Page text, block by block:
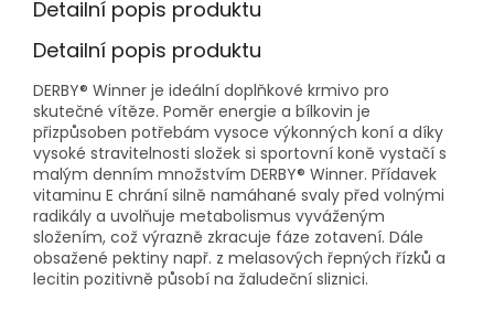
Detailní popis produktu
Detailní popis produktu
DERBY® Winner je ideální doplňkové krmivo pro
skutečné vítěze. Poměr energie a bílkovin je
přizpůsoben potřebám vysoce výkonných koní a díky
vysoké stravitelnosti složek si sportovní koně vystačí s
malým denním množstvím DERBY® Winner. Přídavek
vitaminu E chrání silně namáhané svaly před volnými
radikály a uvolňuje metabolismus vyváženým
složením, což výrazně zkracuje fáze zotavení. Dále
obsažené pektiny např. z melasových řepných řízků a
lecitin pozitivně působí na žaludeční sliznici.